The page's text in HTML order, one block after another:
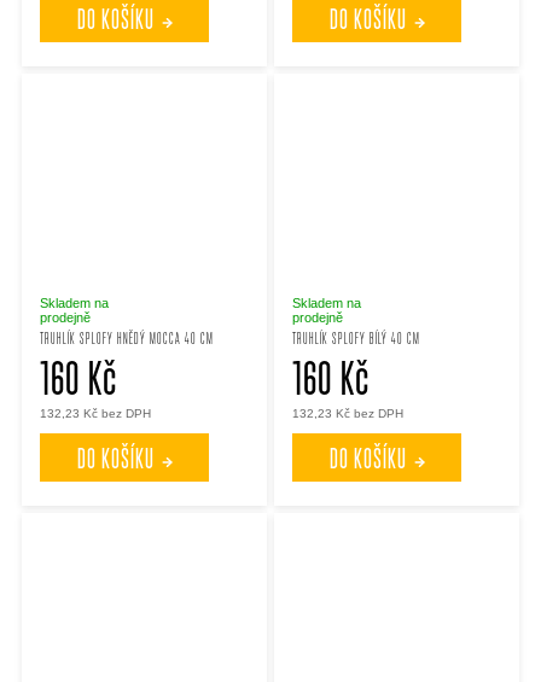
DO KOŠÍKU DO KOŠÍKU
TRUHLÍK SPLOFY HNĚDÝ MOCCA 40 CM
Skladem na
prodejně
132,23 Kč bez DPH
160 Kč
DO KOŠÍKU
TRUHLÍK SPLOFY BÍLÝ 40 CM
Skladem na
prodejně
132,23 Kč bez DPH
160 Kč
DO KOŠÍKU